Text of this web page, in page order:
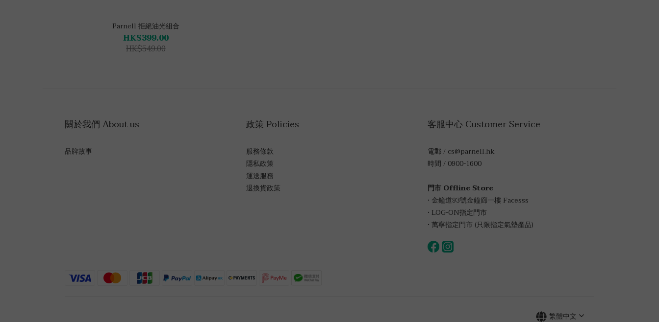
Parnell 拒絕油光組合
HK$399.00
HK$549.00
關於我們 About us
品牌故事
政策 Policies
服務條款
隱私政策
運送服務
退換貨政策
客服中心 Customer Service
電郵 / cs@parnell.hk
時間 / 0900-1600
門市 Offline Store
• 金鐘道93號金鐘廊一樓 Facesss
• LOG-ON指定門市
• 萬寧指定門市 (只限指定氣墊產品)
繁體中文